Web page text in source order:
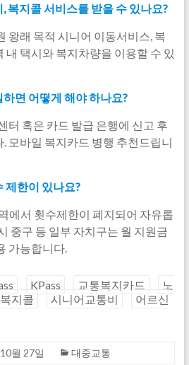
복지콜 서비스를 받을 수 있나요?
왕래 목적 시니어 이동서비스, 복
내 택시와 복지차량을 이용할 수 있
면 어떻게 해야 하나요?
터 혹은 카드 발급 은행에 신고 후
모바일 복지카드 병행 추천드립니
제한이 있나요?
에서 횟수제한이 폐지되어 자유롭
중구 등 일부 자치구는 월 지원금
가능합니다.
KPass 교통복지카드
노
복지콜 시니어교통비
어르신
월 27일 대중교통